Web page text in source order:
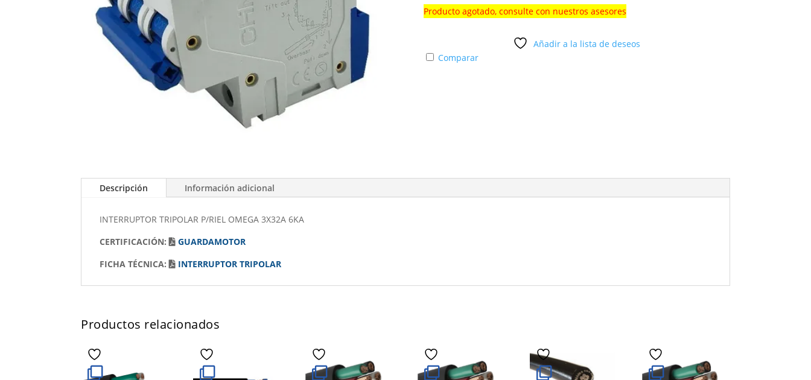
Producto agotado, consulte con nuestros asesores
Añadir a la lista de deseos
Comparar
Descripción Información adicional
INTERRUPTOR TRIPOLAR P/RIEL OMEGA 3X32A 6KA
CERTIFICACIÓN:
GUARDAMOTOR
FICHA TÉCNICA:
INTERRUPTOR TRIPOLAR
Productos relacionados